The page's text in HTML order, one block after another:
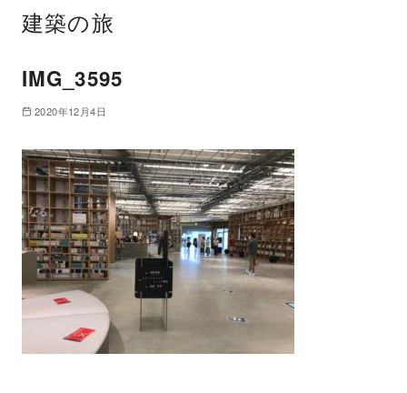
建築の旅
IMG_3595
2020年12月4日